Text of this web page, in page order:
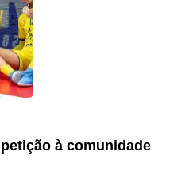
à comunidade